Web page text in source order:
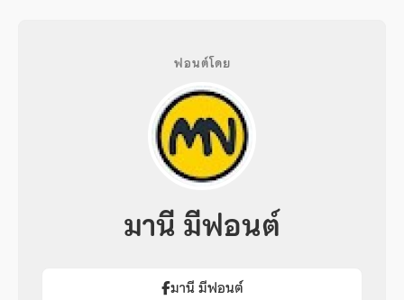
ฟอนต์โดย
มานี มีฟอนต์
มานี มีฟอนต์